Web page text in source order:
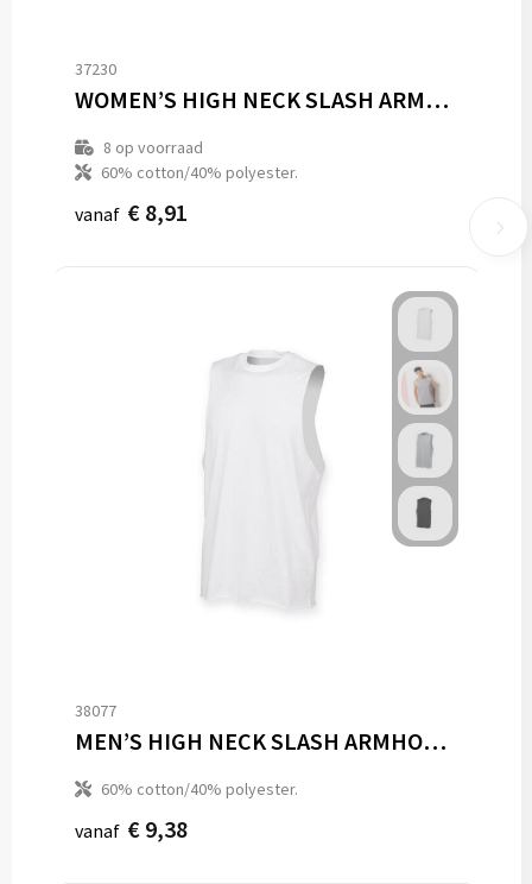
37230
WOMEN’S HIGH NECK SLASH ARMHOLE VEST
8 op voorraad
60% cotton/40% polyester.
vanaf € 8,91
38077
MEN’S HIGH NECK SLASH ARMHOLE VEST
60% cotton/40% polyester.
vanaf € 9,38